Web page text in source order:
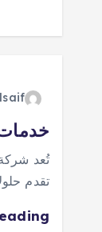
تُعد
تقدم